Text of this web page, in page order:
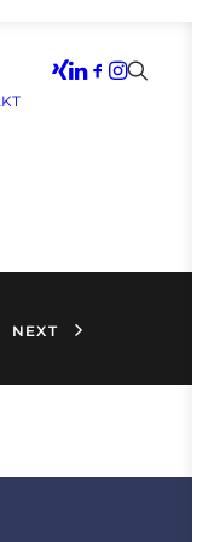
NEXT